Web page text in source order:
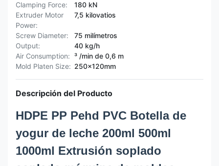
Clamping Force:
180 kN
Extruder Motor
Power:
7,5 kilovatios
Screw Diameter:
75 milímetros
Output:
40 kg/h
Air Consumption: ³ /min de 0,6 m
Mold Platen Size: 250x120mm
Descripción del Producto
HDPE PP Pehd PVC Botella de
yogur de leche 200ml 500ml
1000ml Extrusión soplado